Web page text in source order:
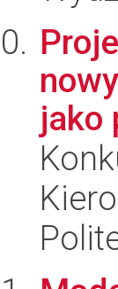
jako